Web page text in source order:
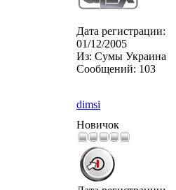
Дата регистрации:
01/12/2005
Из: Сумы Украина
Сообщений: 103
dimsi
Новичок